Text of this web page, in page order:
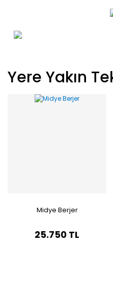
Yere Yakın
Midye Berjer
25.750 TL